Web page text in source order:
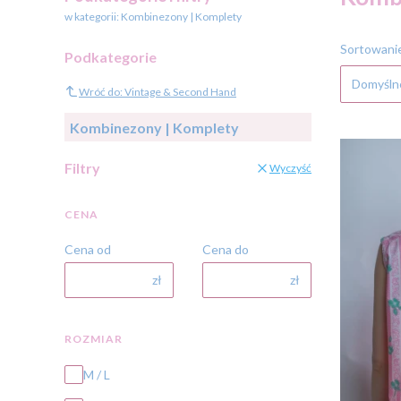
w kategorii: Kombinezony | Komplety
Podkategorie
Wróć do: Vintage & Second Hand
Kombinezony | Komplety
Filtry Wyczyść
CENA
Cena od
zł
Cena do
zł
ROZMIAR
Rozmiar
M / L
Lista